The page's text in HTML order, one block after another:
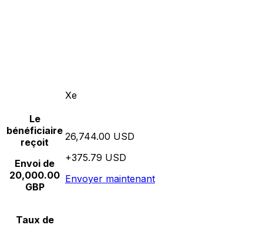
Xe
Le
bénéficiaire
reçoit
Envoi de
20,000.00
GBP
26,744.00 USD
+375.79 USD
Envoyer maintenant
Taux de